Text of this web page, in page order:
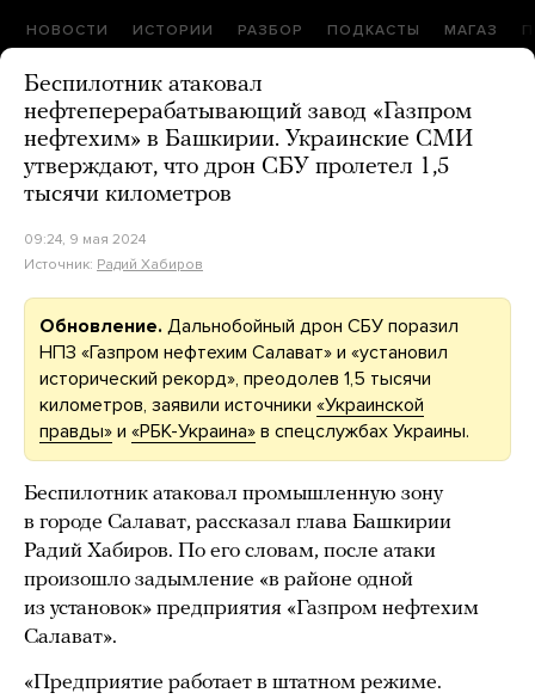
НОВОСТИ ИСТОРИИ РАЗБОР ПОДКАСТЫ МАГАЗ
Беспилотник атаковал
нефтеперерабатывающий завод «Газпром
нефтехим» в Башкирии. Украинские СМИ
утверждают, что дрон СБУ пролетел 1,5
тысячи километров
09:24, 9 мая 2024
Источник: Радий Хабиров
Обновление. Дальнобойный дрон СБУ поразил
НПЗ «Газпром нефтехим Салават» и «установил
исторический рекорд», преодолев 1,5 тысячи
километров, заявили источники «Украинской
правды» и «РБК-Украина» в спецслужбах Украины.
Беспилотник атаковал промышленную зону
в городе Салават, рассказал глава Башкирии
Радий Хабиров. По его словам, после атаки
произошло задымление «в районе одной
из установок» предприятия «Газпром нефтехим
Салават».
«Предприятие работает в штатном режиме.